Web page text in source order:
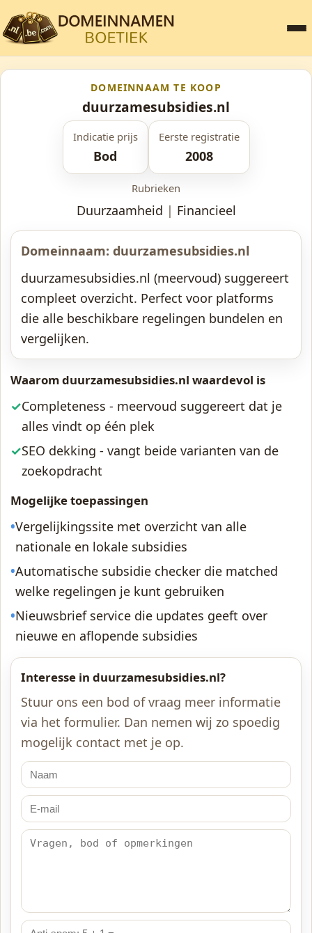
DOMEINNAAM TE KOOP
duurzamesubsidies.nl
Indicatie prijs
Bod
Eerste registratie
2008
Rubrieken
Duurzaamheid | Financieel
Domeinnaam: duurzamesubsidies.nl
duurzamesubsidies.nl (meervoud) suggereert
compleet overzicht. Perfect voor platforms
die alle beschikbare regelingen bundelen en
vergelijken.
Waarom duurzamesubsidies.nl waardevol is
✓Completeness - meervoud suggereert dat je
alles vindt op één plek
✓SEO dekking - vangt beide varianten van de
zoekopdracht
Mogelijke toepassingen
•Vergelijkingssite met overzicht van alle
nationale en lokale subsidies
•Automatische subsidie checker die matched
welke regelingen je kunt gebruiken
•Nieuwsbrief service die updates geeft over
nieuwe en aflopende subsidies
Interesse in duurzamesubsidies.nl?
Stuur ons een bod of vraag meer informatie
via het formulier. Dan nemen wij zo spoedig
mogelijk contact met je op.